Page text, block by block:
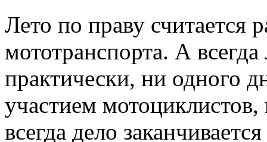
Лето по праву считается
мототранспорта. А
практически, ни одного
участием
всегда дело